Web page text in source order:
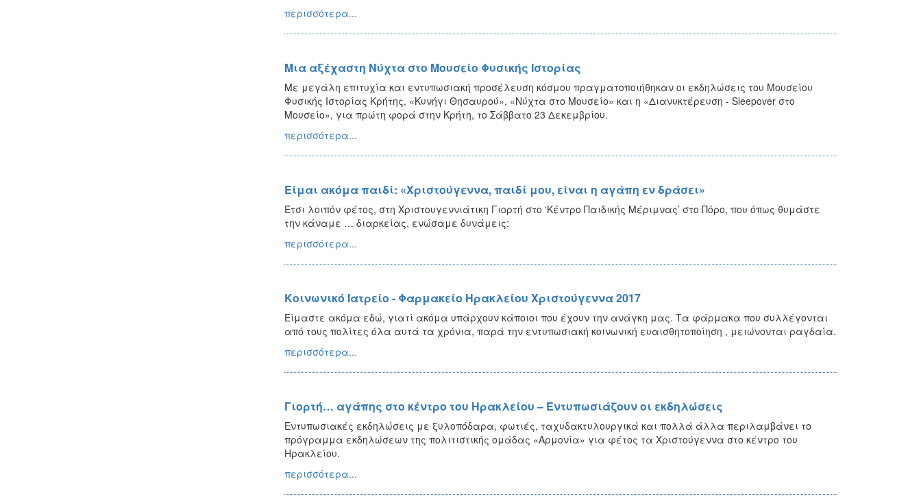
περισσότερα...
Μια αξέχαστη Νύχτα στο Μουσείο Φυσικής Ιστορίας
Με μεγάλη επιτυχία και εντυπωσιακή προσέλευση κόσμου πραγματοποιήθηκαν οι εκδηλώσεις του Μουσείου
Φυσικής Ιστορίας Κρήτης, «Κυνήγι Θησαυρού», «Νύχτα στο Μουσείο» και η «Διανυκτέρευση - Sleepover στο
Μουσείο», για πρώτη φορά στην Κρήτη, το Σάββατο 23 Δεκεμβρίου.
περισσότερα...
Είμαι ακόμα παιδί: «Χριστούγεννα, παιδί μου, είναι η αγάπη εν δράσει»
Έτσι λοιπόν φέτος, στη Χριστουγεννιάτικη Γιορτή στο ‘Κέντρο Παιδικής Μέριμνας’ στο Πόρο, που όπως θυμάστε
την κάναμε … διαρκείας, ενώσαμε δυνάμεις:
περισσότερα...
Κοινωνικό Ιατρείο - Φαρμακείο Ηρακλείου Χριστούγεννα 2017
Είμαστε ακόμα εδώ, γιατί ακόμα υπάρχουν κάποιοι που έχουν την ανάγκη μας. Τα φάρμακα που συλλέγονται
από τους πολίτες όλα αυτά τα χρόνια, παρά την εντυπωσιακή κοινωνική ευαισθητοποίηση , μειώνονται ραγδαία.
περισσότερα...
Γιορτή… αγάπης στο κέντρο του Ηρακλείου – Εντυπωσιάζουν οι εκδηλώσεις
Εντυπωσιακές εκδηλώσεις με ξυλοπόδαρα, φωτιές, ταχυδακτυλουργικά και πολλά άλλα περιλαμβάνει το
πρόγραμμα εκδηλώσεων της πολιτιστικής ομάδας «Αρμονία» για φέτος τα Χριστούγεννα στο κέντρο του
Ηρακλείου.
περισσότερα...